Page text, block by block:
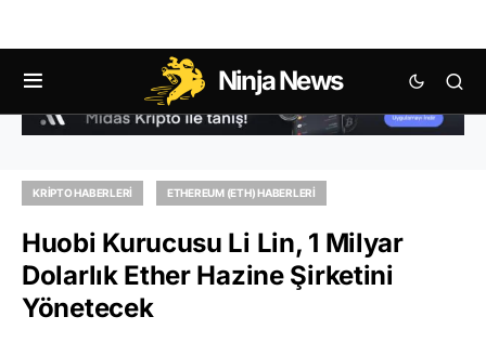
Ninja News
KRIPTO HABERLERI ETHEREUM (ETH) HABERLERI
Huobi Kurucusu Li Lin, 1 Milyar
Dolarlık Ether Hazine Şirketini
Yönetecek